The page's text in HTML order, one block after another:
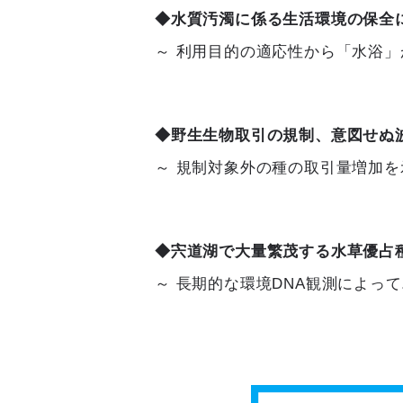
◆水質汚濁に係る生活環境の保全
～ 利用目的の適応性から「水浴
◆野生生物取引の規制、意図せぬ
～ 規制対象外の種の取引量増加
◆宍道湖で大量繁茂する水草優占
～ 長期的な環境DNA観測によっ